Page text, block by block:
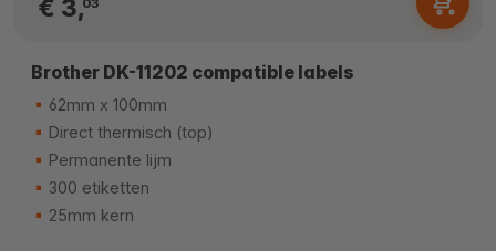
€ 3,03
Brother DK-11202 compatible labels
62mm x 100mm
Direct thermisch (top)
Permanente lijm
300 etiketten
25mm kern